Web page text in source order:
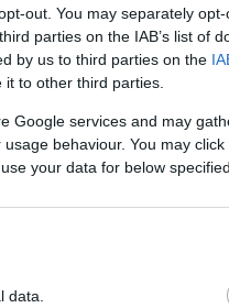
out. You may separately
parties on the IAB’s list of
by us to third parties on the
to other third parties.
Google services and may
behaviour. You may
your data for below
data.
Partei entschieden
der das Ergebnis in
Stimmung.
Richtung